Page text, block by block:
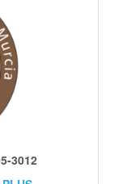
3012